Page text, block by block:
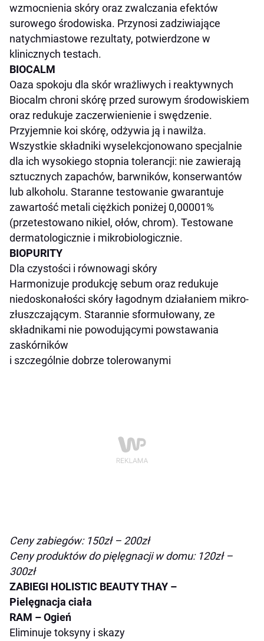
wzmocnienia skóry oraz zwalczania efektów
surowego środowiska. Przynosi zadziwiające
natychmiastowe rezultaty, potwierdzone w
klinicznych testach.
BIOCALM
Oaza spokoju dla skór wrażliwych i reaktywnych
Biocalm chroni skórę przed surowym środowiskiem
oraz redukuje zaczerwienienie i swędzenie.
Przyjemnie koi skórę, odżywia ją i nawilża.
Wszystkie składniki wyselekcjonowano specjalnie
dla ich wysokiego stopnia tolerancji: nie zawierają
sztucznych zapachów, barwników, konserwantów
lub alkoholu. Staranne testowanie gwarantuje
zawartość metali ciężkich poniżej 0,00001%
(przetestowano nikiel, ołów, chrom). Testowane
dermatologicznie i mikrobiologicznie.
BIOPURITY
Dla czystości i równowagi skóry
Harmonizuje produkcję sebum oraz redukuje
niedoskonałości skóry łagodnym działaniem mikro-
złuszczającym. Starannie sformułowany, ze
składnikami nie powodującymi powstawania
zaskórników
i szczególnie dobrze tolerowanymi
Ceny zabiegów: 150zł – 200zł
Ceny produktów do pięlęgnacji w domu: 120zł –
300zł
ZABIEGI HOLISTIC BEAUTY THAY –
Pielęgnacja ciała
RAM – Ogień
Eliminuje toksyny i skazy